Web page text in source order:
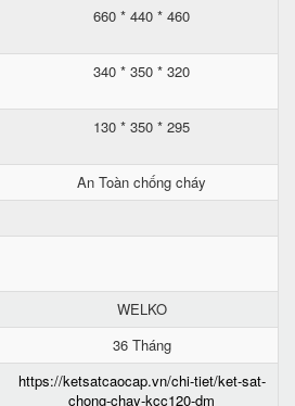
660 * 440 * 460
340 * 350 * 320
130 * 350 * 295
An Toàn chống cháy
WELKO
36 Tháng
https://ketsatcaocap.vn/chi-tiet/ket-sat-
chong-chay-kcc120-dm